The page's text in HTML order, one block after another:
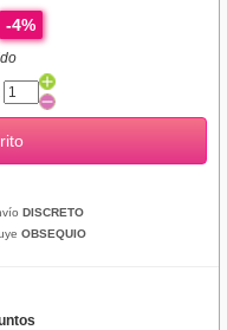
-4%
DISCRETO
OBSEQUIO